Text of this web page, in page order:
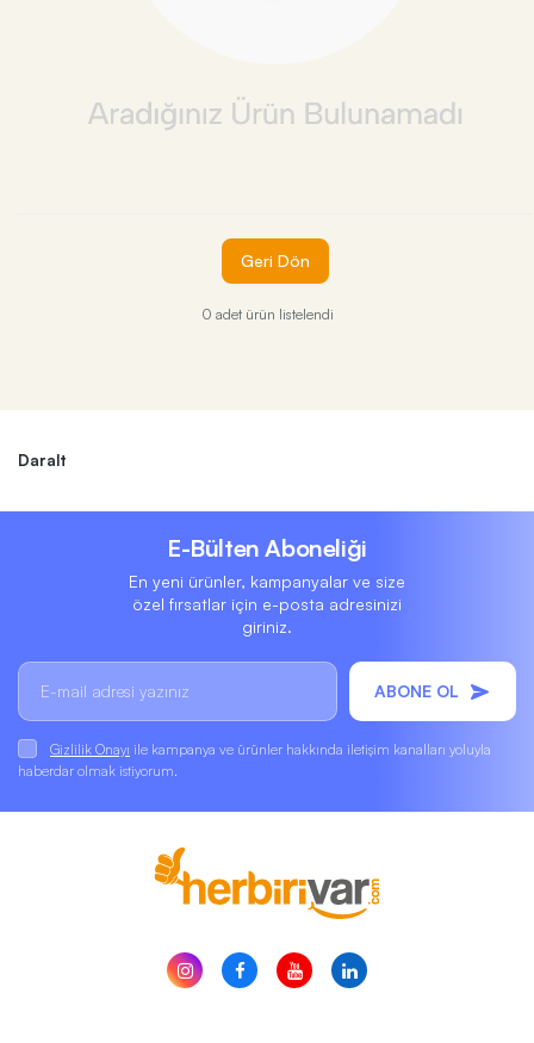
Geri Dön
0 adet ürün listelendi
Daralt
E-Bülten Aboneliği
En yeni ürünler, kampanyalar ve size
özel fırsatlar için e-posta adresinizi
giriniz.
ABONE OL
Gizlilik Onayı ile kampanya ve ürünler hakkında iletişim kanalları yoluyla
haberdar olmak istiyorum.